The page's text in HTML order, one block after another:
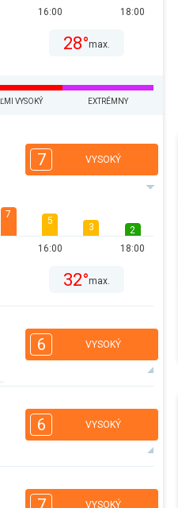
16:00
18:00
28°max.
VYSOKÝ EXTRÉMNY
7 VYSOKÝ
7
5
16:00
3
2
18:00
32°max.
6 VYSOKÝ
16:00
3
2
34°
6 VYSOKÝ
3
2
VYSOKÝ